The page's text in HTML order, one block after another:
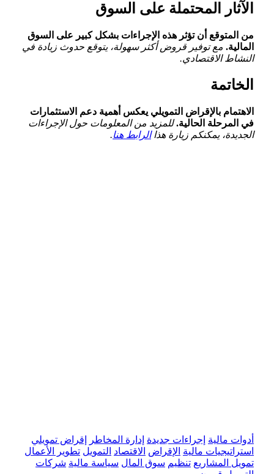
الآثار المحتملة على السوق
من المتوقع أن تؤثر هذه الإجراءات بشكل كبير على السوق⁢
المالية. مع توفير قروض أكثر سهولة، يتوقع‌ حدوث ⁣زيادة⁤ في
النشاط الاقتصادي.
الخاتمة
الاهتمام بالإقراض التمويلي يعكس أهمية دعم الاستثمارات
في المرحلة الحالية. للمزيد من المعلومات حول الإجراءات
الجديدة، يمكنكم زيارة هذاالرابط هنا.
أدوات مالية إجراءات جديدة إدارة المخاطر
إقراض تمويلي
استراتيجيات مالية الإقراض الاقتصاد التمويل تطوير الأعمال
تمويل المشاريع تنظيم سوق المال سياسة مالية شركات